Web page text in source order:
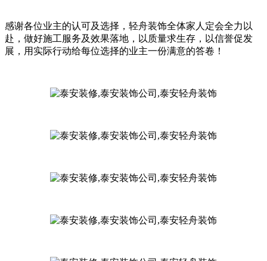
感谢各位业主的认可及选择，轻舟装饰全体家人定会全力以
赴，做好施工服务及效果落地，以质量求生存，以信誉促发
展，用实际行动给每位选择的业主一份满意的答卷！